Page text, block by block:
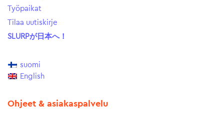
Työpaikat
Tilaa uutiskirje
SLURPが日本へ！
suomi
English
Ohjeet & asiakaspalvelu